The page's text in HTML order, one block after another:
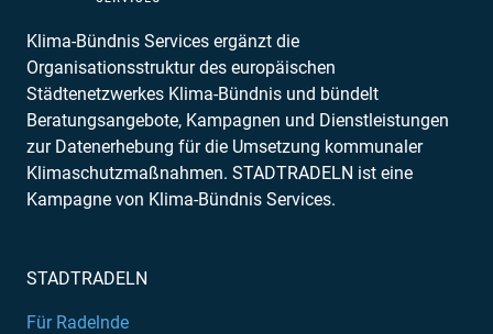
Klima-Bündnis Services ergänzt die
Organisationsstruktur des europäischen
Städtenetzwerkes Klima-Bündnis und bündelt
Beratungsangebote, Kampagnen und Dienstleistungen
zur Datenerhebung für die Umsetzung kommunaler
Klimaschutzmaßnahmen. STADTRADELN ist eine
Kampagne von Klima-Bündnis Services.
STADTRADELN
Für Radelnde